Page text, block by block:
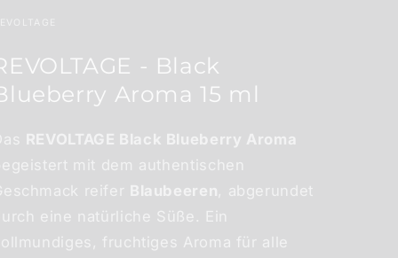
- Black
Aroma 15 ml
REVOLTAGE Black Blueberry Aroma
mit dem authentischen
reifer Blaubeeren, abgerundet
eine natürliche Süße. Ein
fruchtiges Aroma für alle